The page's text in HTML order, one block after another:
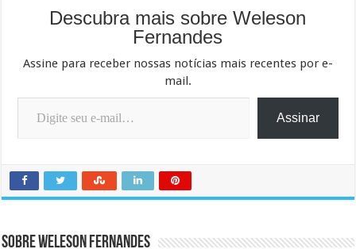
Descubra mais sobre Weleson
Fernandes
Assine para receber nossas notícias mais recentes por e-
mail.
Digite seu e-mail…
Assinar
Sobre Weleson Fernandes